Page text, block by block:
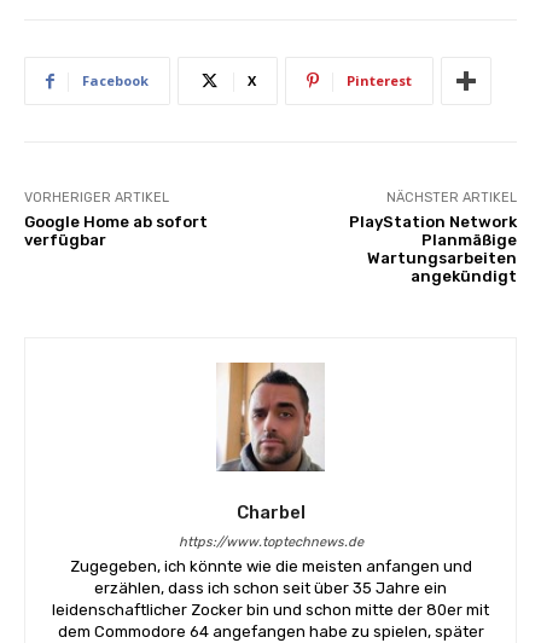
Facebook X Pinterest
VORHERIGER ARTIKEL
Google Home ab sofort
verfügbar
NÄCHSTER ARTIKEL
PlayStation Network
Planmäßige
Wartungsarbeiten
angekündigt
Charbel
https://www.toptechnews.de
Zugegeben, ich könnte wie die meisten anfangen und
erzählen, dass ich schon seit über 35 Jahre ein
leidenschaftlicher Zocker bin und schon mitte der 80er mit
dem Commodore 64 angefangen habe zu spielen, später